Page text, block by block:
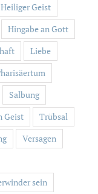
Heiliger Geist
Hingabe an Gott
Liebe
Salbung
Geist
Trübsal
Versagen
sein